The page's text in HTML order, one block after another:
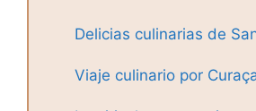
Delicias culinarias de
Viaje culinario por